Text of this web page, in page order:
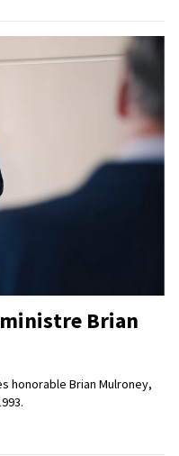
ministre Brian
honorable Brian Mulroney,